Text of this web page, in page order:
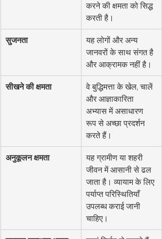
करने की क्षमता को सिद्ध
करती है।
सुजनता
यह लोगों और अन्य
जानवरों के साथ संगत है
और आक्रामक नहीं है।
सीखने की क्षमता
वे बुद्धिमत्ता के खेल, चालें
और आज्ञाकारिता
अभ्यास में असाधारण
रूप से अच्छा प्रदर्शन
करते हैं।
अनुकूलन क्षमता
यह ग्रामीण या शहरी
जीवन में आसानी से ढल
जाता है। व्यायाम के लिए
पर्याप्त परिस्थितियाँ
उपलब्ध कराई जानी
चाहिए।